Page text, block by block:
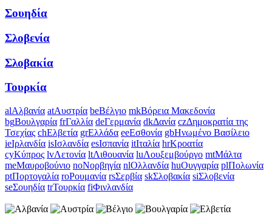
Σουηδία
Σλοβενία
Σλοβακία
Τουρκία
alΑλβανία atΑυστρία beΒέλγιο mkΒόρεια Μακεδονία
bgΒουλγαρία frΓαλλία deΓερμανία dkΔανία czΔημοκρατία της
Τσεχίας chΕλβετία grΕλλάδα eeΕσθονία gbΗνωμένο Βασίλειο
ieΙρλανδία isΙσλανδία esΙσπανία itΙταλία hrΚροατία
cyΚύπρος lvΛετονία ltΛιθουανία luΛουξεμβούργο mtΜάλτα
meΜαυροβούνιο noΝορβηγία nlΟλλανδία huΟυγγαρία plΠολωνία
ptΠορτογαλία roΡουμανία rsΣερβία skΣλοβακία siΣλοβενία
seΣουηδία trΤουρκία fiΦινλανδία